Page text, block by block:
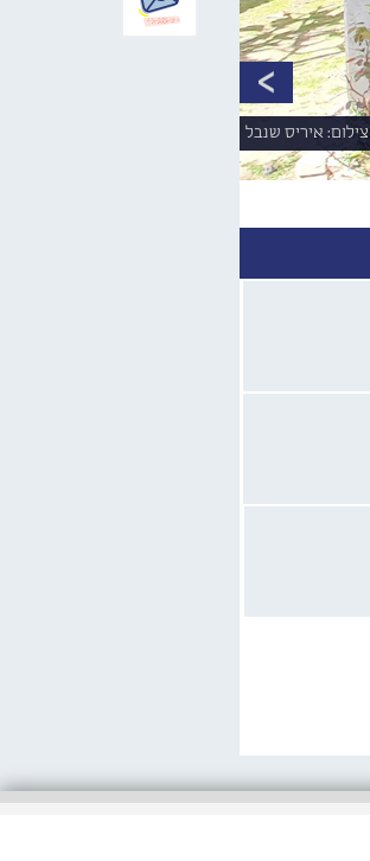
צילום: איריס שנבל